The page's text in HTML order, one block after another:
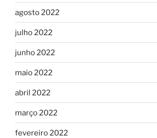
agosto 2022
julho 2022
junho 2022
maio 2022
abril 2022
março 2022
fevereiro 2022